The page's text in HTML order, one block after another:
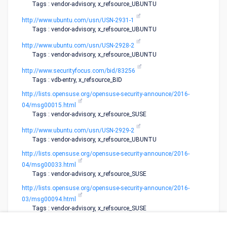
Tags : vendor-advisory, x_refsource_UBUNTU
http://www.ubuntu.com/usn/USN-2931-1
Tags : vendor-advisory, x_refsource_UBUNTU
http://www.ubuntu.com/usn/USN-2928-2
Tags : vendor-advisory, x_refsource_UBUNTU
http://www.securityfocus.com/bid/83256
Tags : vdb-entry, x_refsource_BID
http://lists.opensuse.org/opensuse-security-announce/2016-
04/msg00015.html
Tags : vendor-advisory, x_refsource_SUSE
http://www.ubuntu.com/usn/USN-2929-2
Tags : vendor-advisory, x_refsource_UBUNTU
http://lists.opensuse.org/opensuse-security-announce/2016-
04/msg00033.html
Tags : vendor-advisory, x_refsource_SUSE
http://lists.opensuse.org/opensuse-security-announce/2016-
03/msg00094.html
Tags : vendor-advisory, x_refsource_SUSE